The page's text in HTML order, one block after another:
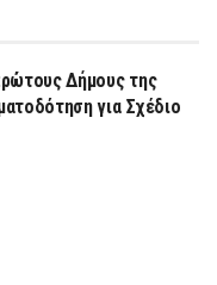
Δήμους της
για Σχέδιο